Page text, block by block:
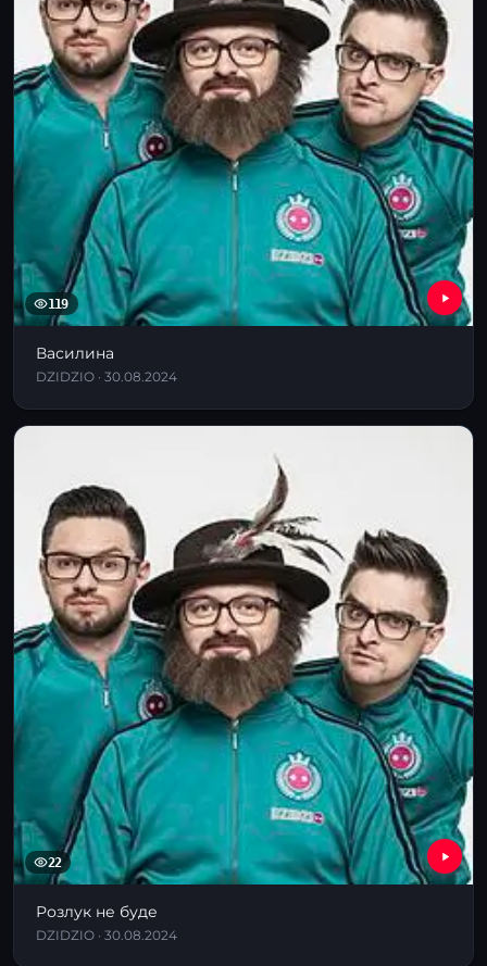
119
Василина
DZIDZIO · 30.08.2024
22
Розлук не буде
DZIDZIO · 30.08.2024